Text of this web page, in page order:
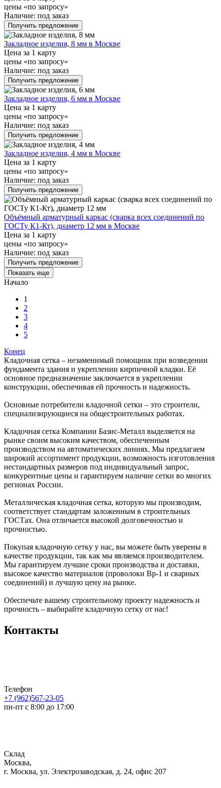
цены «по запросу»
Наличие: под заказ
Получить предложение
Закладное изделия, 8 мм в Москве
Цена за 1 карту
цены «по запросу»
Наличие: под заказ
Получить предложение
Закладное изделия, 6 мм в Москве
Цена за 1 карту
цены «по запросу»
Наличие: под заказ
Получить предложение
Закладное изделия, 4 мм в Москве
Цена за 1 карту
цены «по запросу»
Наличие: под заказ
Получить предложение
Объёмный арматурный каркас (сварка всех соединений по
ГОСТу К1-Кт), диаметр 12 мм в Москве
Цена за 1 карту
цены «по запросу»
Наличие: под заказ
Получить предложение
Показать еще
Начало
1
2
3
4
5
Конец
Кладочная сетка – незаменимый помощник при возведении
фундамента здания и укреплении кирпичной кладки. Её
основное предназначение заключается в укреплении
конструкции, обеспечивая ей прочность и надежность.
Основные потребители кладочной сетки – это строители,
специализирующиеся на общестроительных работах.
Кладочная сетка Компании Базис-Металл выделяется на
рынке своим высоким качеством, обеспеченным
производством на автоматических линиях. Мы предлагаем
широкий ассортимент продукции, возможность изготовления
нестандартных размеров под индивидуальный запрос,
конкурентные цены и гарантируем наличие сетки во многих
регионах России.
Металлическая кладочная сетка, которую мы производим,
соответствует стандартам заложенным в строительных
ГОСТах. Она отличается высокой долговечностью и
прочностью.
Покупая кладочную сетку у нас, вы можете быть уверены в
качестве продукции, так как мы являемся производителем.
Мы гарантируем лучшие сроки производства и доставки,
высокое качество материалов (проволоки Вр-1 и сварных
соединений) и лучшую цену на рынке.
Обеспечьте вашему строительному проекту надежность и
прочность – выбирайте кладочную сетку от нас!
Контакты
Телефон
+7 (962)567-23-05
пн-пт с 8:00 до 17:00
Склад
Москва,
г. Москва, ул. Электрозаводская, д. 24, офис 207